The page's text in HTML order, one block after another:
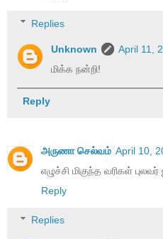
Replies
Unknown
April 11,
மிக்க நன்றி!
Reply
அருணா செல்வம் April 10,
எழுச்சி மிகுந்த வரிகள் புலவர்
Reply
Replies